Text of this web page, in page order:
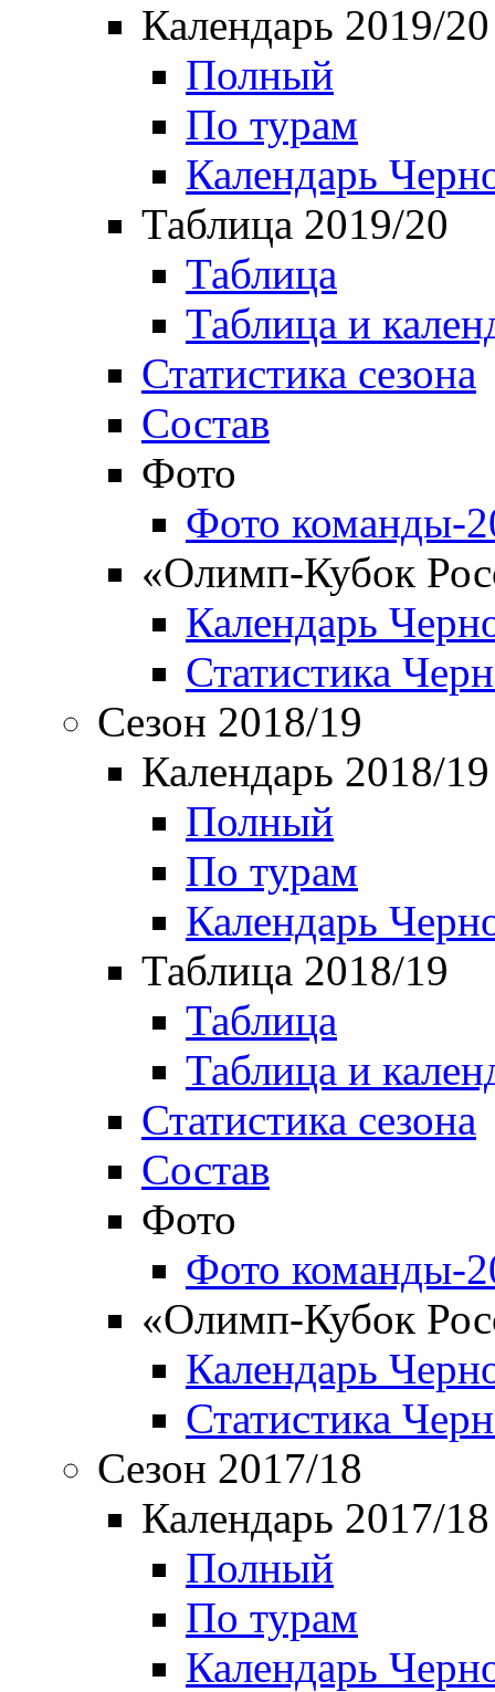
Календарь 2019/20
Полный
По турам
Календарь
Таблица 2019/20
Таблица
Таблица и
Статистика сезона
Состав
Фото
Фото команды-
«Олимп-Кубок
Календарь
Статистика
Сезон 2018/19
Календарь 2018/19
Полный
По турам
Календарь
Таблица 2018/19
Таблица
Таблица и
Статистика сезона
Состав
Фото
Фото команды-
«Олимп-Кубок
Календарь
Статистика
Сезон 2017/18
Календарь 2017/18
Полный
По турам
Календарь